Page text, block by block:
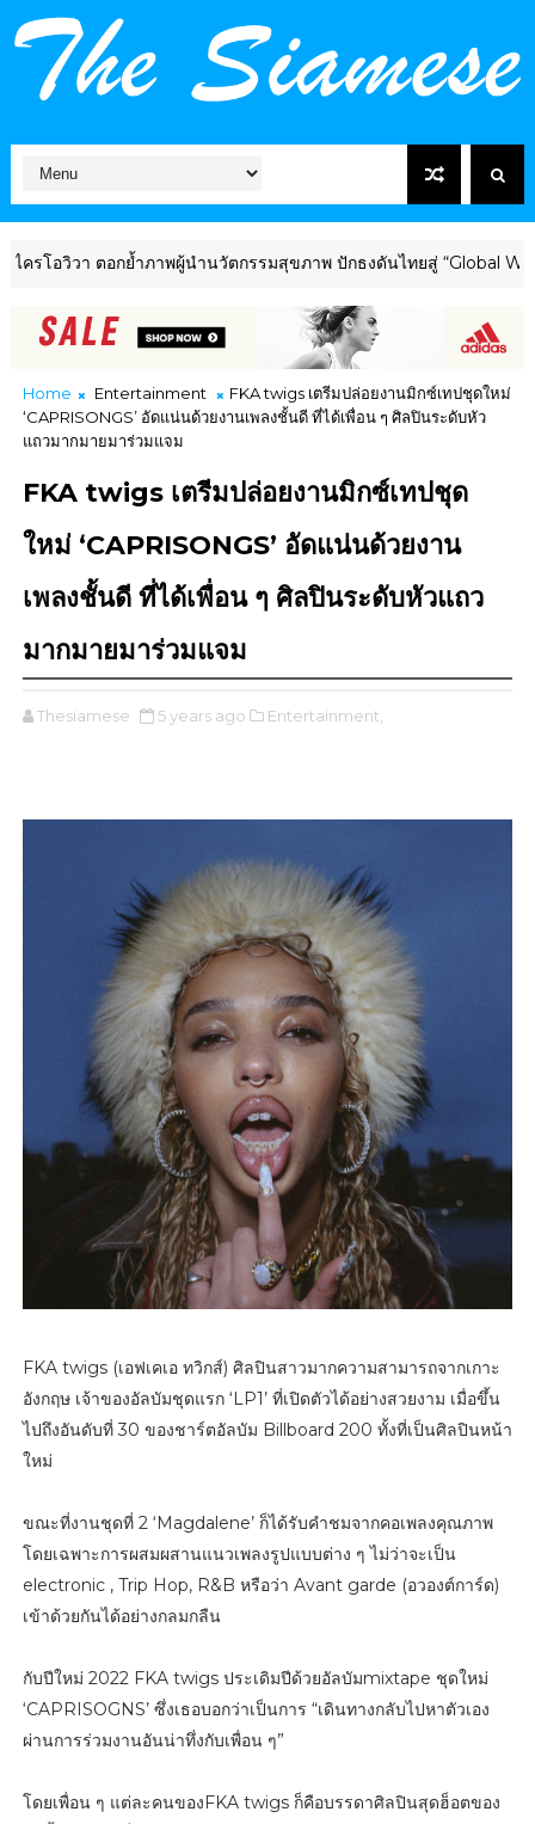
า ตอกย้ำภาพผู้นำนวัตกรรมสุขภาพ ปักธงดันไทยสู่ “Global Wellness
Home Entertainment
FKA twigs เตรีมปล่อยงานมิกซ์เทปชุดใหม่
‘CAPRISONGS’ อัดแน่นด้วยงานเพลงชั้นดี ที่ได้เพื่อน ๆ ศิลปินระดับหัว
แถวมากมายมาร่วมแจม
FKA twigs เตรีมปล่อยงานมิกซ์เทปชุด
ใหม่ ‘CAPRISONGS’ อัดแน่นด้วยงาน
เพลงชั้นดี ที่ได้เพื่อน ๆ ศิลปินระดับหัวแถว
มากมายมาร่วมแจม
Thesiamese 5 years ago Entertainment,
FKA twigs (เอฟเคเอ ทวิกส์) ศิลปินสาวมากความสามารถจากเกาะ
อังกฤษ เจ้าของอัลบัมชุดแรก ‘LP1’ ที่เปิดตัวได้อย่างสวยงาม เมื่อขึ้น
ไปถึงอันดับที่ 30 ของชาร์ตอัลบัม Billboard 200 ทั้งที่เป็นศิลปินหน้า
ใหม่
ขณะที่งานชุดที่ 2 ‘Magdalene’ ก็ได้รับคำชมจากคอเพลงคุณภาพ
โดยเฉพาะการผสมผสานแนวเพลงรูปแบบต่าง ๆ ไม่ว่าจะเป็น
electronic , Trip Hop, R&B หรือว่า Avant garde (อวองต์การ์ด)
เข้าด้วยกันได้อย่างกลมกลืน
กับปีใหม่ 2022 FKA twigs ประเดิมปีด้วยอัลบัมmixtape ชุดใหม่
‘CAPRISOGNS’ ซึ่งเธอบอกว่าเป็นการ “เดินทางกลับไปหาตัวเอง
ผ่านการร่วมงานอันน่าทึ่งกับเพื่อน ๆ”
โดยเพื่อน ๆ แต่ละคนของFKA twigs ก็คือบรรดาศิลปินสุดฮ็อตของ